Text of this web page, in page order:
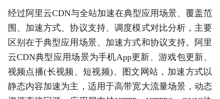
经过阿里云CDN与全站加速在典型应用场景、覆盖范
围、加速方式、协议支持、调度模式对比分析，主要
区别在于典型应用场景、加速方式和协议支持。阿里
云CDN典型应用场景为手机App更新、游戏包更新、
视频点播(长视频、短视频)、图文网站，加速方式以
静态内容加速为主，适用于高带宽大流量场景，动态